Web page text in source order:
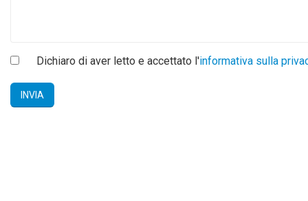
Dichiaro di aver letto e accettato l'informativa sulla